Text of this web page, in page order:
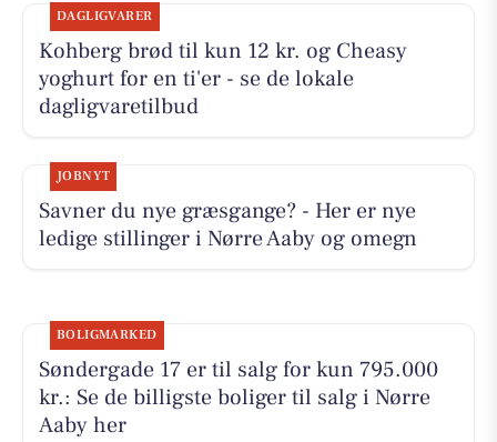
DAGLIGVARER
Kohberg brød til kun 12 kr. og Cheasy
yoghurt for en ti'er - se de lokale
dagligvaretilbud
JOBNYT
Savner du nye græsgange? - Her er nye
ledige stillinger i Nørre Aaby og omegn
BOLIGMARKED
Søndergade 17 er til salg for kun 795.000
kr.: Se de billigste boliger til salg i Nørre
Aaby her